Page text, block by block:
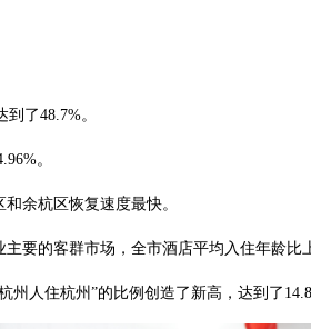
了48.7%。
。
余杭区恢复速度最快。
的客群市场，全市酒店平均入住年龄比
人住杭州”的比例创造了新高，达到了